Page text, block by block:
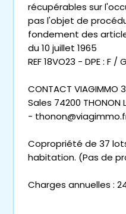
récupérables sur
pas l'objet de
fondement des
du 10 juillet 1965
REF 18VO23 - DPE : F /
CONTACT
Sales 74200 THONON
-
Copropriété de 37
habitation. (Pas de
Charges annuelles :